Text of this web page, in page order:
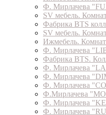
Ф. Мирлачева
SV мебель.
Фабрика BTS
SV мебель.
Ижмебель.
Ф. Мирлачева
Фабрика BTS.
Ф. Мирлачева
Ф. Мирлачева
Ф. Мирлачева
Ф.Мирлачева
Ф. Мирлачева
Ф. Мирлачева